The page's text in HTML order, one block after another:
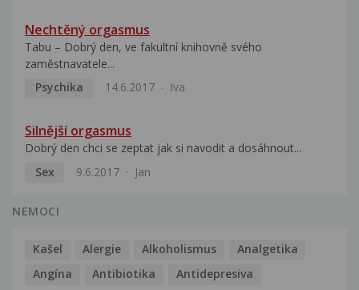
Nechtěný orgasmus
Tabu – Dobrý den, ve fakultní knihovně svého
zaměstnavatele...
Psychika
14.6.2017 Iva
Silnější orgasmus
Dobrý den chci se zeptat jak si navodit a dosáhnout...
Sex
9.6.2017 Jan
NEMOCI
Kašel Alergie Alkoholismus
Analgetika
Angína
Antibiotika
Antidepresiva